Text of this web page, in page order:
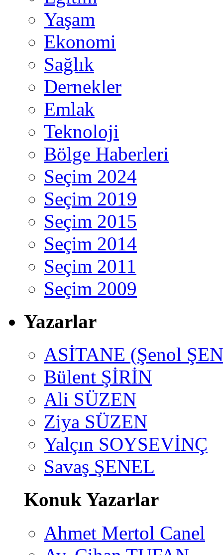
Yaşam
Ekonomi
Sağlık
Dernekler
Emlak
Teknoloji
Bölge Haberleri
Seçim 2024
Seçim 2019
Seçim 2015
Seçim 2014
Seçim 2011
Seçim 2009
Yazarlar
ASİTANE (Şenol
Bülent ŞİRİN
Ali SÜZEN
Ziya SÜZEN
Yalçın SOYSEVİNÇ
Savaş ŞENEL
Konuk Yazarlar
Ahmet Mertol Canel